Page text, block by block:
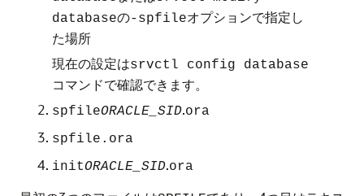
databaseの-spfileオプションで指定し
た場所
現在の設定はsrvctl config database
コマンドで確認できます。
spfileORACLE_SID.ora
spfile.ora
initORACLE_SID.ora